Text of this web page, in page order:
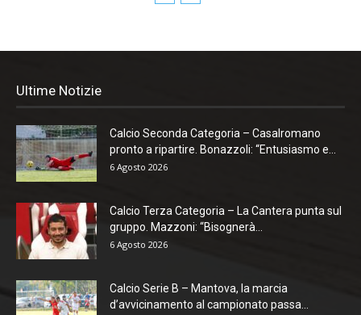
Ultime Notizie
Calcio Seconda Categoria – Casalromano
pronto a ripartire. Bonazzoli: “Entusiasmo e...
6 Agosto 2026
Calcio Terza Categoria – La Cantera punta sul
gruppo. Mazzoni: “Bisognerà...
6 Agosto 2026
Calcio Serie B – Mantova, la marcia
d’avvicinamento al campionato passa...